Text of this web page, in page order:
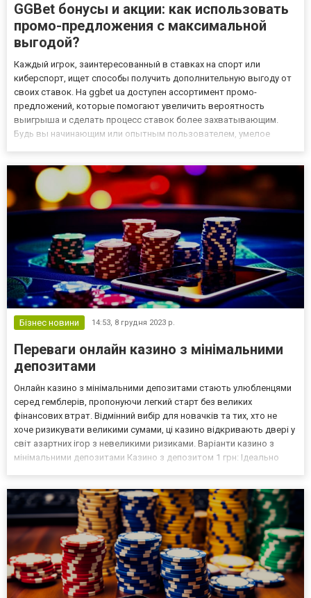
GGBet бонусы и акции: как использовать
промо-предложения с максимальной
выгодой?
Каждый игрок, заинтересованный в ставках на спорт или
киберспорт, ищет способы получить дополнительную выгоду от
своих ставок. На ggbet ua доступен ассортимент промо-
предложений, которые помогают увеличить вероятность
выигрыша и сделать процесс ставок более захватывающим.
Будь вы начинающим или опытным пользователем, умелое
шаг к максимальной выг...
Бізнес новини 14:53, 8 грудня 2023 р.
Переваги онлайн казино з мінімальними
депозитами
Онлайн казино з мінімальними депозитами стають улюбленцями
серед гемблерів, пропонуючи легкий старт без великих
фінансових втрат. Відмінний вибір для новачків та тих, хто не
хоче ризикувати великими сумами, ці казино відкривають двері у
світ азартних ігор з невеликими ризиками. Варіанти казино з
мінімальними депозитами Казино з депозитом 1 грн: Ідеально